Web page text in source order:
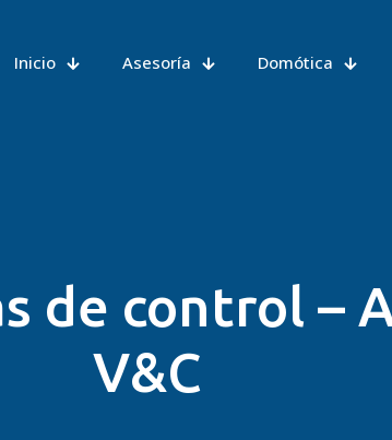
Inicio Asesoría Domótica
de control –
V&C